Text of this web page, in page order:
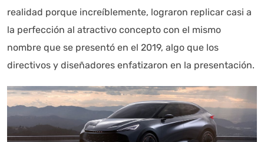
realidad porque increíblemente, lograron replicar casi a
la perfección al atractivo concepto con el mismo
nombre que se presentó en el 2019, algo que los
directivos y diseñadores enfatizaron en la presentación.
Autoanalítica IA Agente Inteligente
Estoy aquí para encontrar lo que necesitas. ¿Qué estás
buscando? "Este asistente con IA (OpenAI) ofrece